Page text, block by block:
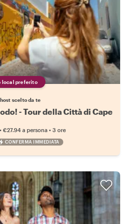
local preferito
scelto da te
- Tour della Città di Cape
• €27.94 a persona • 3 ore
CONFERMA IMMEDIATA